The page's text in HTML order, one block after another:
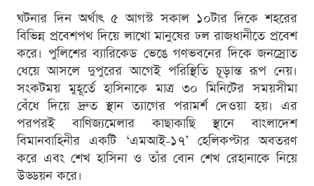
ঘটনার দিন অর্থাৎ ৫ আগস্ট সকাল ১০টার দিকে শহরের
বিভিন্ন প্রবেশপথ দিয়ে লাখো মানুষের ঢল রাজধানীতে প্রবেশ
করে। পুলিশের ব্যারিকেড ভেঙে গণভবনের দিকে জনস্রোত
ধেয়ে আসলে দুপুরের আগেই পরিস্থিতি চূড়ান্ত রূপ নেয়।
সংকটময় মুহূর্তে হাসিনাকে মাত্র ৩০ মিনিটের সময়সীমা
বেঁধে দিয়ে দ্রুত স্থান ত্যাগের পরামর্শ দেওয়া হয়। এর
পরপরই বাণিজ্যমেলার কাছাকাছি স্থানে বাংলাদেশ
বিমানবাহিনীর একটি ‘এমআই-১৭’ হেলিকপ্টার অবতরণ
করে এবং শেখ হাসিনা ও তাঁর বোন শেখ রেহানাকে নিয়ে
উড্ডয়ন করে।